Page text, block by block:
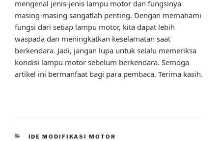
mengenal jenis-jenis lampu motor dan fungsinya
masing-masing sangatlah penting. Dengan memahami
fungsi dari setiap lampu motor, kita dapat lebih
waspada dan meningkatkan keselamatan saat
berkendara. Jadi, jangan lupa untuk selalu memeriksa
kondisi lampu motor sebelum berkendara. Semoga
artikel ini bermanfaat bagi para pembaca. Terima kasih.
CATEGORIES
IDE MODIFIKASI MOTOR